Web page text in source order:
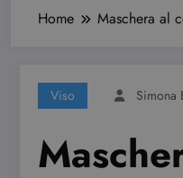
Home Maschera al
Viso Simona